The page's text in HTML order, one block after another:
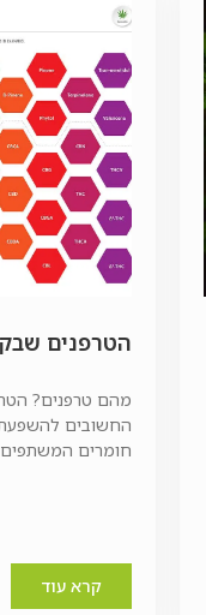
הטרפנים
מהם טרפנים?
החשובים
חומרים
קרא עוד